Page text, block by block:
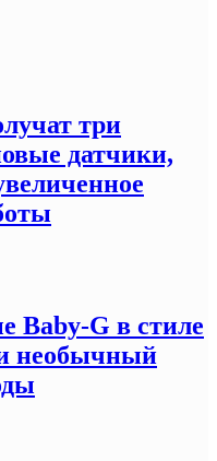
три
датчики,
Baby-G в стиле
необычный